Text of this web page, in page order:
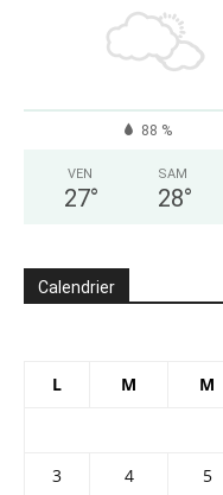
88 %
VEN
27°
SAM
28°
Calendrier
L M M
3
4 5